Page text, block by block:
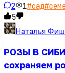
2 1#сад#
5
Наталья
РОЗЫ В
сохраняем